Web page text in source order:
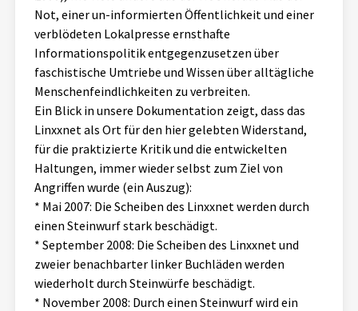
Not, einer un-informierten Öffentlichkeit und einer
verblödeten Lokalpresse ernsthafte
Informationspolitik entgegenzusetzen über
faschistische Umtriebe und Wissen über alltägliche
Menschenfeindlichkeiten zu verbreiten.
Ein Blick in unsere Dokumentation zeigt, dass das
Linxxnet als Ort für den hier gelebten Widerstand,
für die praktizierte Kritik und die entwickelten
Haltungen, immer wieder selbst zum Ziel von
Angriffen wurde (ein Auszug):
* Mai 2007: Die Scheiben des Linxxnet werden durch
einen Steinwurf stark beschädigt.
* September 2008: Die Scheiben des Linxxnet und
zweier benachbarter linker Buchläden werden
wiederholt durch Steinwürfe beschädigt.
* November 2008: Durch einen Steinwurf wird ein